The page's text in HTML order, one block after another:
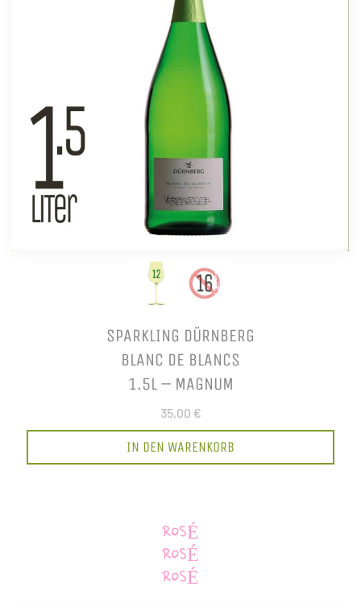
SPARKLING DÜRNBERG
BLANC DE BLANCS
1.5L – MAGNUM
35,00 €
IN DEN WARENKORB
ROSÉ
ROSÉ
ROSÉ